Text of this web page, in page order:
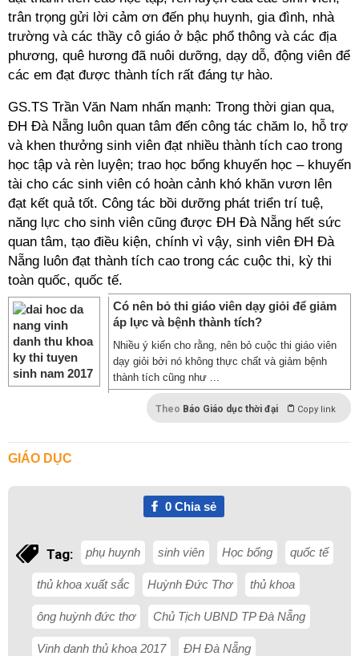
trân trọng gửi lời cảm ơn đến phụ huynh, gia đình, nhà
trường và các thầy cô giáo ở bậc phổ thông và các địa
phương, quê hương đã nuôi dưỡng, dạy dỗ, động viên để
các em đạt được thành tích rất đáng tự hào.
GS.TS Trần Văn Nam nhấn mạnh: Trong thời gian qua,
ĐH Đà Nẵng luôn quan tâm đến công tác chăm lo, hỗ trợ
và khen thưởng sinh viên đạt nhiều thành tích cao trong
học tập và rèn luyện; trao học bổng khuyến học – khuyến
tài cho các sinh viên có hoàn cảnh khó khăn vươn lên
đạt kết quả tốt. Công tác bồi dưỡng phát triển trí tuệ,
năng lực cho sinh viên cũng được ĐH Đà Nẵng hết sức
quan tâm, tạo điều kiện, chính vì vậy, sinh viên ĐH Đà
Nẵng luôn đạt thành tích cao trong các cuộc thi, kỳ thi
toàn quốc, quốc tế.
Có nên bỏ thi giáo viên dạy giỏi để giảm
áp lực và bệnh thành tích?
Nhiều ý kiến cho rằng, nên bỏ cuộc thi giáo viên
dạy giỏi bởi nó không thực chất và giảm bệnh
thành tích cũng như ...
Theo Báo Giáo dục thời đại Copy link
GIÁO DỤC
0Chia sẻ
Tag: phụ huynh sinh viên Học bổng quốc tế
thủ khoa xuất sắc Huỳnh Đức Thơ thủ khoa
ông huỳnh đức thơ Chủ Tịch UBND TP Đà Nẵng
Vinh danh thủ khoa 2017 ĐH Đà Nẵng